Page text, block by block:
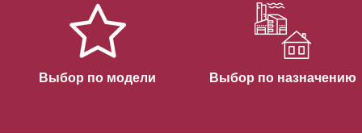
Выбор по модели Выбор по назначению